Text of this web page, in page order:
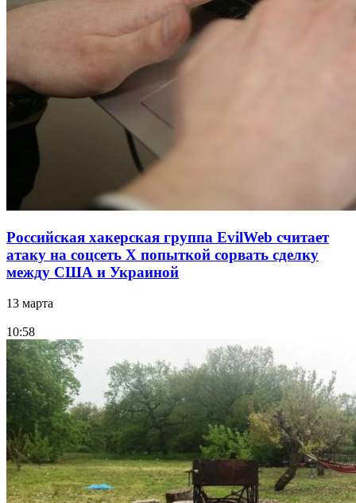
Российская хакерская группа EvilWeb считает
атаку на соцсеть Х попыткой сорвать сделку
между США и Украиной
13 марта
10:58